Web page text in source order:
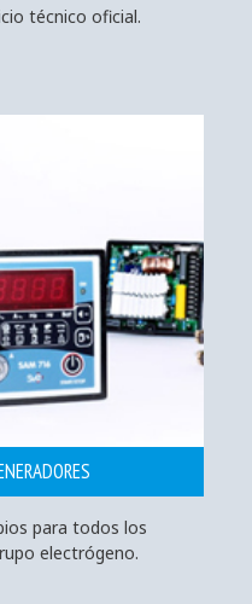
técnico oficial.
para todos los
electrógeno.